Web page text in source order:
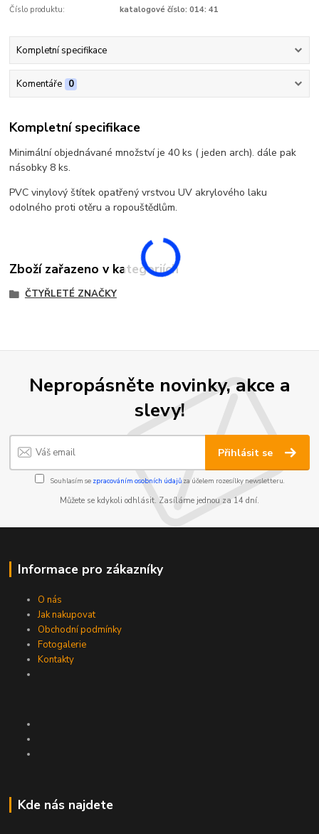
Číslo produktu: katalogové číslo: 014: 41
Kompletní specifikace
Komentáře 0
Kompletní specifikace
Minimální objednávané množství je 40 ks ( jeden arch). dále pak
násobky 8 ks.
PVC vinylový štítek opatřený vrstvou UV akrylového laku
odolného proti otěru a ropouštědlům.
Zboží zařazeno v kategoriích
ČTYŘLETÉ ZNAČKY
Nepropásněte novinky, akce a
slevy!
Přihlásit se
Souhlasím se zpracováním osobních údajůza účelem rozesílky newsletteru.
Můžete se kdykoli odhlásit. Zasíláme jednou za 14 dní.
Informace pro zákazníky
O nás
Jak nakupovat
Obchodní podmínky
Fotogalerie
Kontakty
Kde nás najdete